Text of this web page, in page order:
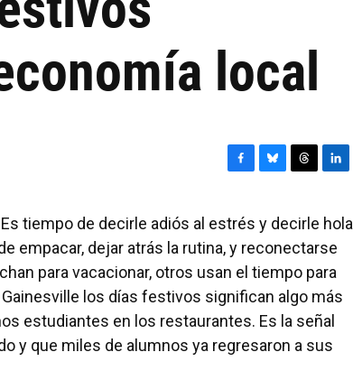
local
c
e
b
o
k
u
e
s
k
r
e
a
d
n
k
e
d
n
tiempo de decirle adiós al estrés y decirle hola
empacar, dejar atrás la rutina, y reconectarse
para vacacionar, otros usan el tiempo para
los días festivos significan algo más
estudiantes en los restaurantes. Es la señal
y que miles de alumnos ya regresaron a sus